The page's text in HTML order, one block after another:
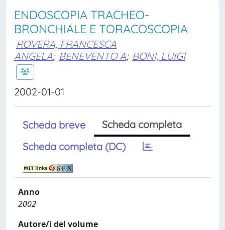
ENDOSCOPIA TRACHEO-
BRONCHIALE E TORACOSCOPIA
ROVERA, FRANCESCA
ANGELA; BENEVENTO A; BONI, LUIGI
2002-01-01
Scheda breve
Scheda completa
Scheda completa (DC)
Anno
2002
Autore/i del volume